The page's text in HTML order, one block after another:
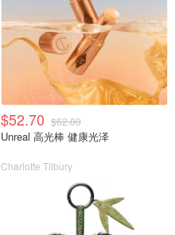
$52.70 $62.00
Unreal 高光棒 健康光泽
Charlotte Tilbury